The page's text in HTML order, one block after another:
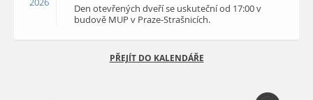
Den otevřených dveří se uskuteční od 17:00 v
budově MUP v Praze-Strašnicích.
PŘEJÍT DO KALENDÁŘE